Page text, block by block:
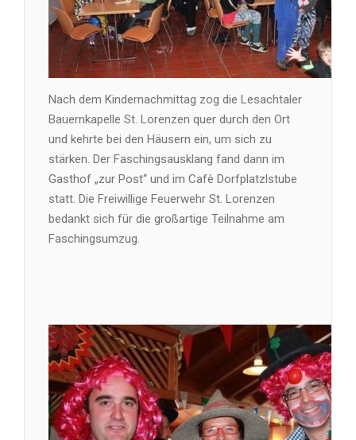
Nach dem Kindernachmittag zog die Lesachtaler
Bauernkapelle St. Lorenzen quer durch den Ort
und kehrte bei den Häusern ein, um sich zu
stärken. Der Faschingsausklang fand dann im
Gasthof „zur Post“ und im Cafè Dorfplatzlstube
statt. Die Freiwillige Feuerwehr St. Lorenzen
bedankt sich für die großartige Teilnahme am
Faschingsumzug.